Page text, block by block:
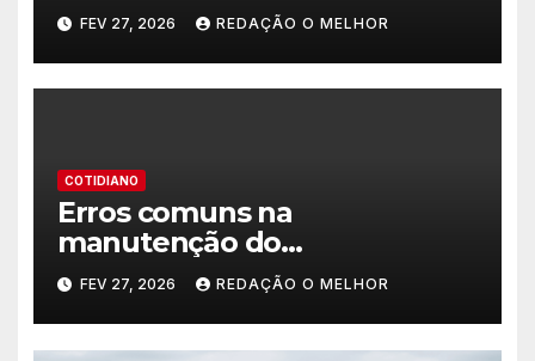
FEV 27, 2026 REDAÇÃO O MELHOR
COTIDIANO
Erros comuns na
manutenção do
encanamento residencial
FEV 27, 2026 REDAÇÃO O MELHOR